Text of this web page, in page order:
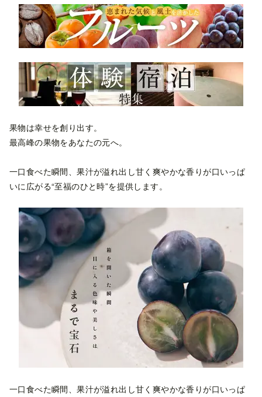
果物は幸せを創り出す。
最高峰の果物をあなたの元へ。
一口食べた瞬間、果汁が溢れ出し甘く爽やかな香りが口いっぱ
いに広がる“至福のひと時”を提供します。
一口食べた瞬間、果汁が溢れ出し甘く爽やかな香りが口いっぱ